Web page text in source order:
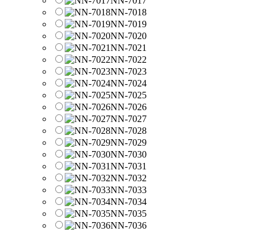
NN-7018
NN-7019
NN-7020
NN-7021
NN-7022
NN-7023
NN-7024
NN-7025
NN-7026
NN-7027
NN-7028
NN-7029
NN-7030
NN-7031
NN-7032
NN-7033
NN-7034
NN-7035
NN-7036